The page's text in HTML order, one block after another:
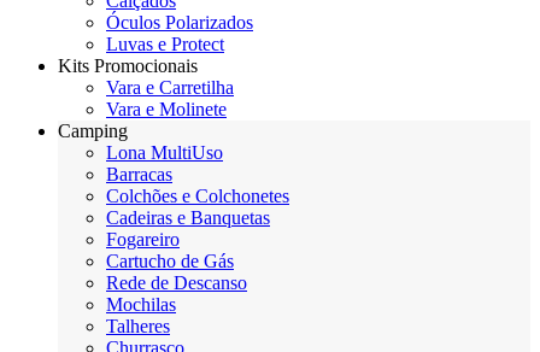
Óculos Polarizados
Luvas e Protect
Kits Promocionais
Vara e Carretilha
Vara e Molinete
Camping
Lona MultiUso
Barracas
Colchões e Colchonetes
Cadeiras e Banquetas
Fogareiro
Cartucho de Gás
Rede de Descanso
Mochilas
Talheres
Churrasco